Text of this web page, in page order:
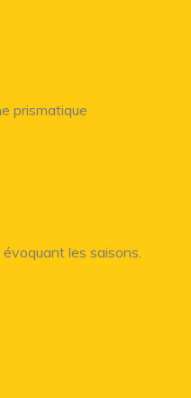
prismatique
les saisons.